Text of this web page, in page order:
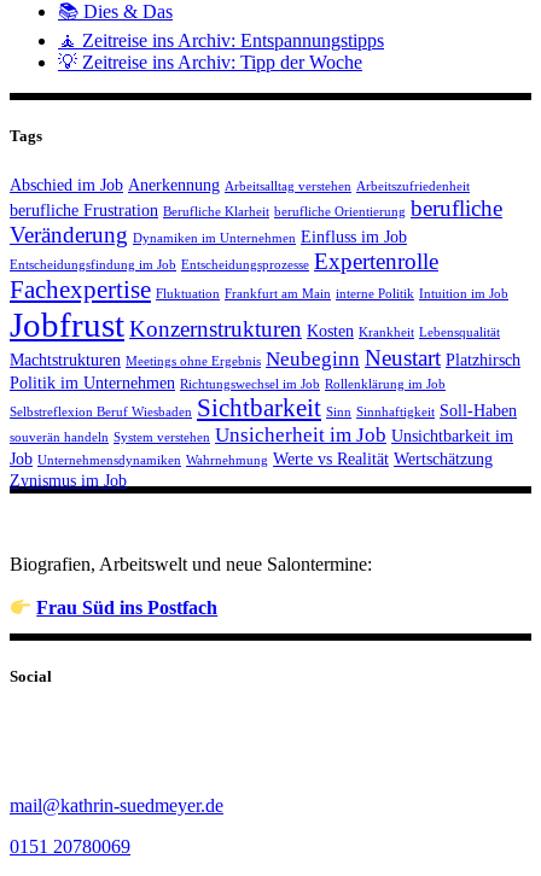
📚 Dies & Das
🧘 Zeitreise ins Archiv: Entspannungstipps
💡 Zeitreise ins Archiv: Tipp der Woche
Tags
Abschied im Job Anerkennung Arbeitsalltag verstehen Arbeitszufriedenheit
berufliche Frustration Berufliche Klarheit berufliche Orientierung berufliche
Veränderung Dynamiken im Unternehmen Einfluss im Job
Entscheidungsfindung im Job Entscheidungsprozesse Expertenrolle
Fachexpertise Fluktuation Frankfurt am Main interne Politik Intuition im Job
JobfrustKonzernstrukturen Kosten Krankheit Lebensqualität
Machtstrukturen Meetings ohne Ergebnis Neubeginn Neustart Platzhirsch
Politik im Unternehmen Richtungswechsel im Job Rollenklärung im Job
Selbstreflexion Beruf Wiesbaden Sichtbarkeit Sinn Sinnhaftigkeit Soll-Haben
souverän handeln System verstehen Unsicherheit im Job Unsichtbarkeit im
Job Unternehmensdynamiken Wahrnehmung Werte vs Realität Wertschätzung
Zynismus im Job
Biografien, Arbeitswelt und neue Salontermine:
Frau Süd ins Postfach
Social
mail@kathrin-suedmeyer.de
0151 20780069